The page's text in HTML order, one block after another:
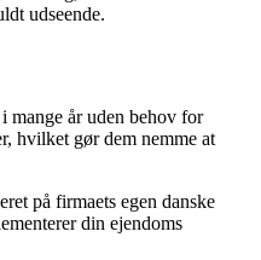
udseende.
mange år uden behov for
hvilket gør dem nemme at
på firmaets egen danske
din ejendoms